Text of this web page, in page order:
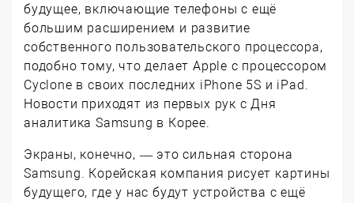
будущее, включающие телефоны с ещё
большим расширением и развитие
собственного пользовательского процессора,
подобно тому, что делает Apple с процессором
Cyclone в своих последних iPhone 5S и iPad.
Новости приходят из первых рук с Дня
аналитика Samsung в Корее.
Экраны, конечно, — это сильная сторона
Samsung. Корейская компания рисует картины
будущего, где у нас будут устройства с ещё